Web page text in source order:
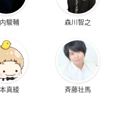
駿輔 森川智之
真綾 斉藤壮馬